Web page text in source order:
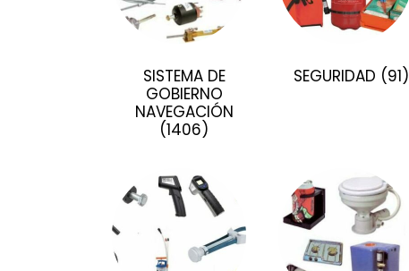
SISTEMA DE
GOBIERNO
NAVEGACIÓN
(1406)
SEGURIDAD (91)